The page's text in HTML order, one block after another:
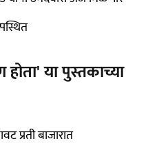
या पुस्तकाच्या
प्रती बाजारात